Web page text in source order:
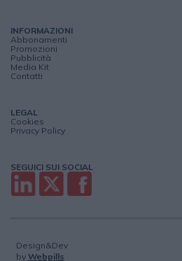
INFORMAZIONI
Abbonamenti
Promozioni
Pubblicità
Media Kit
Contatti
LEGAL
Cookies
Privacy Policy
SEGUICI SUI SOCIAL
Design&Dev
by Webpills